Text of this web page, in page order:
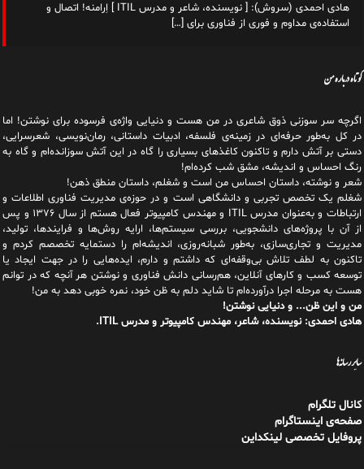
هادی احمدی (سروش): [ نویسنده، شاعر و مدرس ITIL ] اِرامنه! اتصال و
استفاده‌ی مداوم و فوری از فناوری برای […]
کوتاه درباره من
اگرچه سر سوزنی ذوق شاعری در من هست و دنیایی واژه‌‌ی فرسوده برای نوشتن! اما
در کل به‌طور حرفه‌ای در زمینه‌ی فلسفه، ادبیات داستانی، رمان‌نویسی، شعرسرایی،
دستی بر آتش دارم و تاکنون کاغذهای بسیاری را گاه در این آتش سوزانده‌ام و گاه به
رنگ احساس و اندیشه، مشق شب کرده‌ام!
شعر و نوشته، داستان احساس من است و شغلم، داستان منطق ذهن!
شغلم یک تخصص تجربی و دانشگاهی است و در حوزه‌ی مدیریت فناوری اطلاعات و
ارتباطات و به‌عنوان مدرس ITIL و مهندس کامپیوتر فعال هستم از سال ۱۳۷۶ و پس
از آن با پروژه‌های دانشجویی، بررسی سیستم‌ها، ارایه روش‌ها و فرایندها، تولید،
مدیریت و تجاری‌سازی، به‌طور شبانه‌روزی، اندیشه‌ام را دستمایه تخصصم کردم و
تاکنون به لطف تلاش بی‌وقفه‌ای که داشتم و دارم، اید‌ه‌هایی را در جهت ایجاد یا
توسعه کسب و کارهای آنلاین، هم‌رسانی دانش فناوری و نوشتن هر آنچه که در توانم
هست به مرحله اجرا درآورده‌ام تا شاید دلم به ظن خود، نمره خوبی دهد به من!
من و این ظن... و دنیایی نوشتن!
هادی احمدی: نویسنده، شاعر، مهندس کامپیوتر و مدرس ITIL.
سایر رسانه‌ها
کانال تلگرام
صفحه‌ی اینستاگرام
پروفایل تخصصی لینکداین